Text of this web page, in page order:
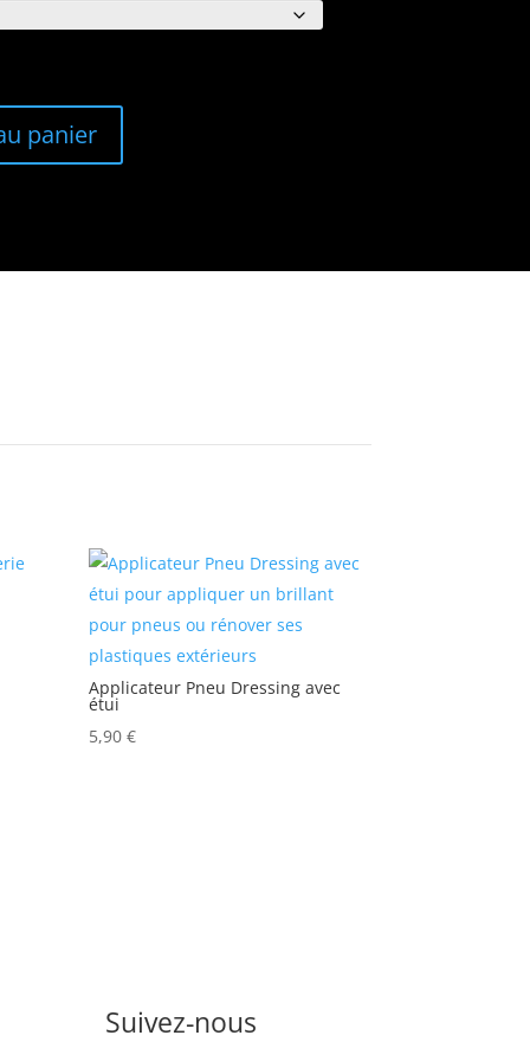
panier
Applicateur Pneu Dressing avec
étui
5,90€
Suivez-nous